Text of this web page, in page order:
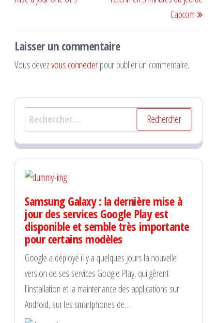
Capcom
Laisser un commentaire
Vous devezvous connecterpour publier un commentaire.
Rechercher :
Samsung Galaxy : la dernière mise à
jour des services Google Play est
disponible et semble très importante
pour certains modèles
Google a déployé il y a quelques jours la nouvelle
version de ses services Google Play, qui gèrent
l’installation et la maintenance des applications sur
Android, sur les smartphones de…